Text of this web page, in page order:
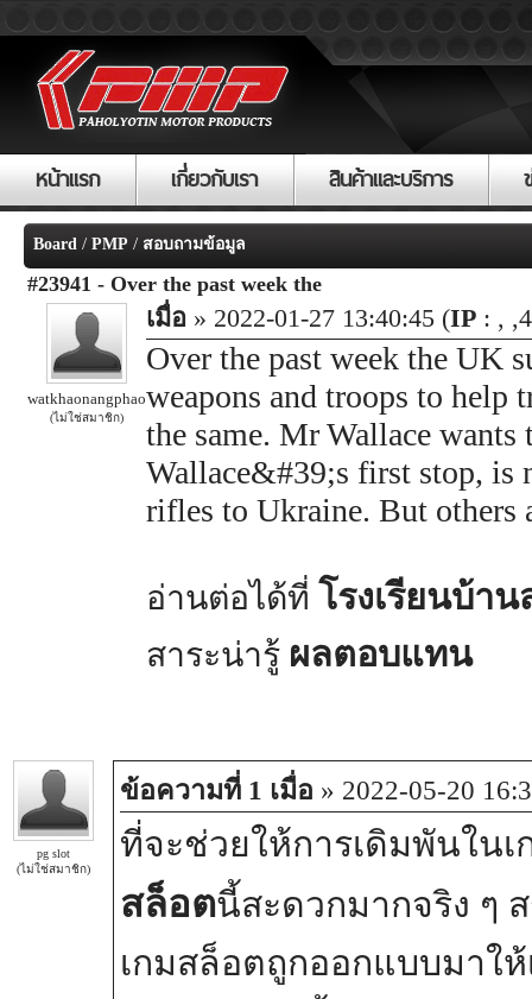
หน้าแรก เกี่ยวกับเรา สินค้าและบริการ
Board / PMP / สอบถามข้อมูล
#23941 - Over the past week the
watkhaonangphao
(ไม่ใช่สมาชิก)
เมื่อ » 2022-01-27 13:40:45 (IP : ,
Over the past week the UK
weapons and troops to
the same. Mr Wallace
Wallace&#39;s first stop, is
rifles to Ukraine. But others
อ่านต่อได้ที่ โรงเรียนบ้า
สาระน่ารู้ ผลตอบแทน
pg slot
(ไม่ใช่สมาชิก)
ข้อความที่ 1 เมื่อ » 2022-05-20
ที่จะช่วยให้การเดิมพันใน
สล็อตนี้สะดวกมากจริง ๆ
เกมสล็อตถูกออกแบบมาใ